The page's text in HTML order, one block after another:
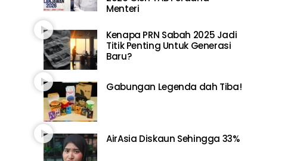
Menteri
Kenapa PRN Sabah 2025 Jadi
Titik Penting Untuk Generasi
Baru?
Gabungan Legenda dah Tiba!
AirAsia Diskaun Sehingga 33%